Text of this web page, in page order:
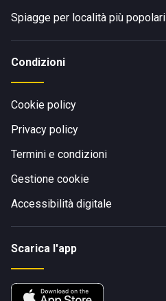
Spiagge per località più popolari
Condizioni
Cookie policy
Privacy policy
Termini e condizioni
Gestione cookie
Accessibilità digitale
Scarica l'app